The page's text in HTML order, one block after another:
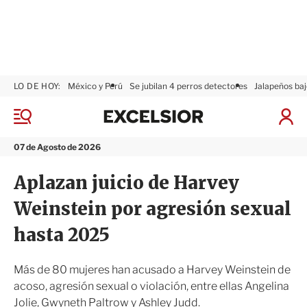
M
n
07 de Agosto de 2026
LO DE HOY: México y Perú Se jubilan 4 perros detectores Jalapeños
I
r
S
ó
n
x
i
o
r
Aplazan juicio de Harvey
Weinstein por agresión sexual
hasta 2025
Más de 80 mujeres han acusado a Harvey Weinstein de
acoso, agresión sexual o violación, entre ellas Angelina
Jolie, Gwyneth Paltrow y Ashley Judd.